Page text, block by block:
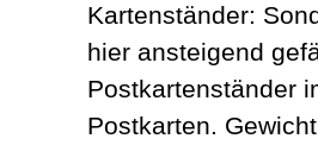
Kartenständer:
hier ansteigend
Postkartenständer
Postkarten.